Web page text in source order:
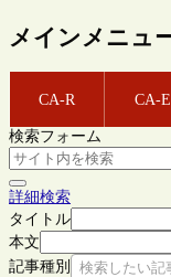
メインメニュ
CA-R CA-E
検索フォーム
詳細検索
タイトル
本文
記事種別
検索したい記